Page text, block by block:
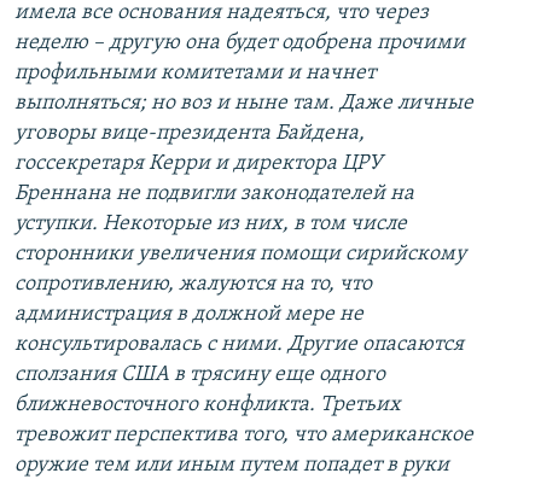
имела все основания надеяться, что через
неделю – другую она будет одобрена прочими
профильными комитетами и начнет
выполняться; но воз и ныне там. Даже личные
уговоры вице-президента Байдена,
госсекретаря Керри и директора ЦРУ
Бреннана не подвигли законодателей на
уступки. Некоторые из них, в том числе
сторонники увеличения помощи сирийскому
сопротивлению, жалуются на то, что
администрация в должной мере не
консультировалась с ними. Другие опасаются
сползания США в трясину еще одного
ближневосточного конфликта. Третьих
тревожит перспектива того, что американское
оружие тем или иным путем попадет в руки